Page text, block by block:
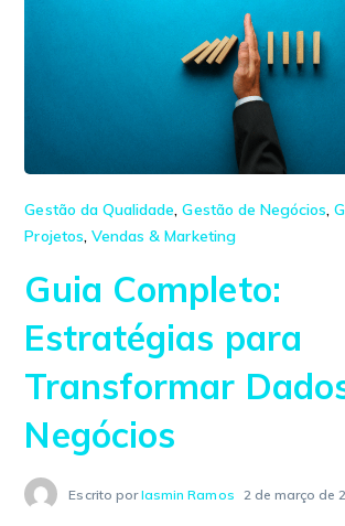
Gestão da Qualidade,Gestão de Negócios,
Projetos, Vendas & Marketing
Guia Completo:
Estratégias para
Transformar
Negócios
Escrito porIasmin Ramos 2 de março de